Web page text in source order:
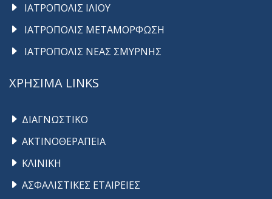
ΙΑΤΡΟΠΟΛΙΣ ΙΛΙΟΥ
ΙΑΤΡΟΠΟΛΙΣ ΜΕΤΑΜΟΡΦΩΣΗ
ΙΑΤΡΟΠΟΛΙΣ ΝΕΑΣ ΣΜΥΡΝΗΣ
ΧΡΗΣΙΜΑ LINKS
ΔΙΑΓΝΩΣΤΙΚΟ
ΑΚΤΙΝΟΘΕΡΑΠΕΙΑ
ΚΛΙΝΙΚΗ
ΑΣΦΑΛΙΣΤΙΚΕΣ ΕΤΑΙΡΕΙΕΣ